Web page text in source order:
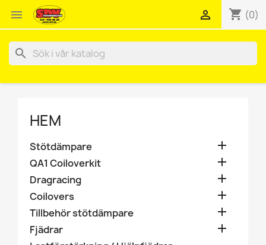
 shopping_cart (0)

search
HEM
Stötdämpare 
QA1 Coiloverkit 
Dragracing 
Coilovers 
Tillbehör stötdämpare 
Fjädrar 